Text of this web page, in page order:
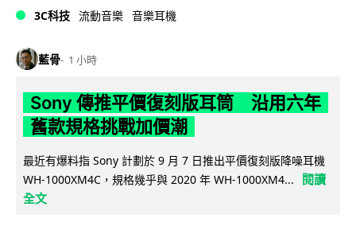
3C科技 流動音樂 音樂耳機
藍骨 1 小時
Sony 傳推平價復刻版耳筒 沿用六年
舊款規格挑戰加價潮
最近有爆料指 Sony 計劃於 9 月 7 日推出平價復刻版降噪耳機
WH-1000XM4C，規格幾乎與 2020 年 WH-1000XM4...
閱讀
全文